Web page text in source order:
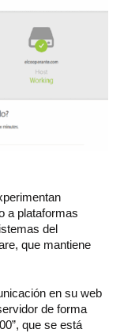
a plataformas
del
que mantiene
en su web
de forma
que se está